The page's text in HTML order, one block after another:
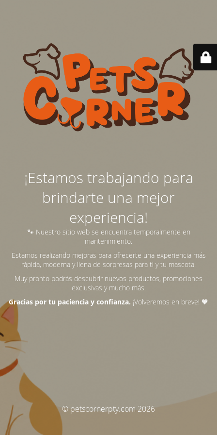
¡Estamos trabajando para
brindarte una mejor
experiencia!
🐾 Nuestro sitio web se encuentra temporalmente en
mantenimiento.
Estamos realizando mejoras para ofrecerte una experiencia más
rápida, moderna y llena de sorpresas para ti y tu mascota.
Muy pronto podrás descubrir nuevos productos, promociones
exclusivas y mucho más.
Gracias por tu paciencia y confianza. ¡Volveremos en breve! 🧡
© petscornerpty.com 2026